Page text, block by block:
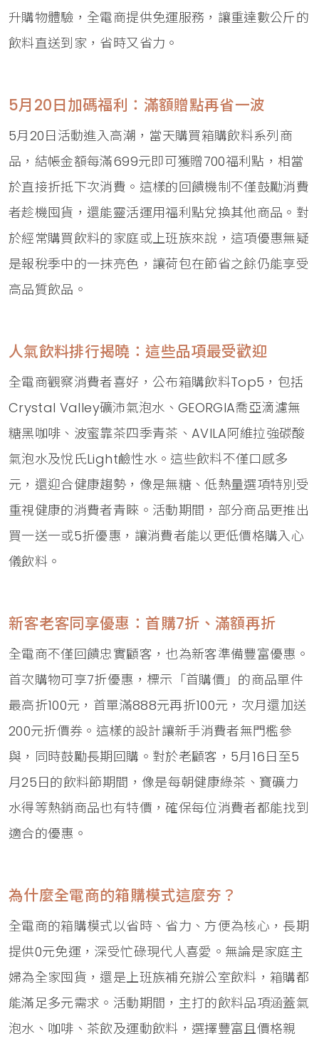
升購物體驗，全電商提供免運服務，讓重達數公斤的
飲料直送到家，省時又省力。
5月20日加碼福利：滿額贈點再省一波
5月20日活動進入高潮，當天購買箱購飲料系列商
品，結帳金額每滿699元即可獲贈700福利點，相當
於直接折抵下次消費。這樣的回饋機制不僅鼓勵消費
者趁機囤貨，還能靈活運用福利點兌換其他商品。對
於經常購買飲料的家庭或上班族來說，這項優惠無疑
是報稅季中的一抹亮色，讓荷包在節省之餘仍能享受
高品質飲品。
人氣飲料排行揭曉：這些品項最受歡迎
全電商觀察消費者喜好，公布箱購飲料Top5，包括
Crystal Valley礦沛氣泡水、GEORGIA喬亞滴濾無
糖黑咖啡、波蜜靠茶四季青茶、AVILA阿維拉強碳酸
氣泡水及悅氏Light鹼性水。這些飲料不僅口感多
元，還迎合健康趨勢，像是無糖、低熱量選項特別受
重視健康的消費者青睞。活動期間，部分商品更推出
買一送一或5折優惠，讓消費者能以更低價格購入心
儀飲料。
新客老客同享優惠：首購7折、滿額再折
全電商不僅回饋忠實顧客，也為新客準備豐富優惠。
首次購物可享7折優惠，標示「首購價」的商品單件
最高折100元，首單滿888元再折100元，次月還加送
200元折價券。這樣的設計讓新手消費者無門檻參
與，同時鼓勵長期回購。對於老顧客，5月16日至5
月25日的飲料節期間，像是每朝健康綠茶、寶礦力
水得等熱銷商品也有特價，確保每位消費者都能找到
適合的優惠。
為什麼全電商的箱購模式這麼夯？
全電商的箱購模式以省時、省力、方便為核心，長期
提供0元免運，深受忙碌現代人喜愛。無論是家庭主
婦為全家囤貨，還是上班族補充辦公室飲料，箱購都
能滿足多元需求。活動期間，主打的飲料品項涵蓋氣
泡水、咖啡、茶飲及運動飲料，選擇豐富且價格親